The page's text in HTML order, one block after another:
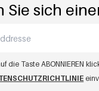
Sie sich
die Taste ABONNIEREN